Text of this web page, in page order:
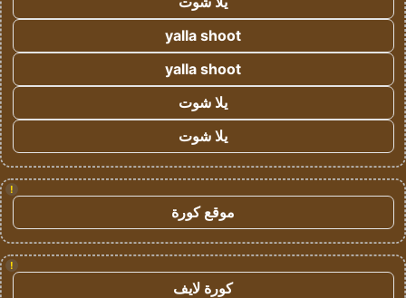
yalla shoot
yalla shoot
يلا شوت
يلا شوت
!
موقع كورة
!
كورة لايف